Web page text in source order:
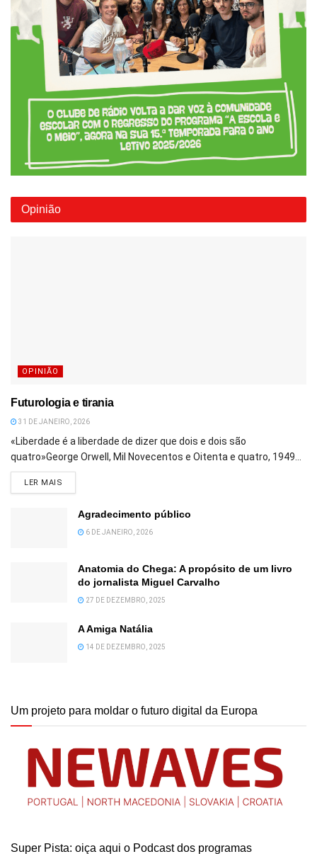
Opinião
OPINIÃO
Futurologia e tirania
31 DE JANEIRO, 2026
«Liberdade é a liberdade de dizer que dois e dois são
quatro»George Orwell, Mil Novecentos e Oitenta e quatro, 1949...
LER MAIS
Agradecimento público
6 DE JANEIRO, 2026
Anatomia do Chega: A propósito de um livro
do jornalista Miguel Carvalho
27 DE DEZEMBRO, 2025
A Amiga Natália
14 DE DEZEMBRO, 2025
Um projeto para moldar o futuro digital da Europa
Super Pista: oiça aqui o Podcast dos programas